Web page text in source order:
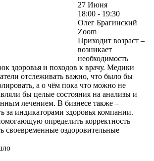
27 Июня
18:00 - 19:30
Олег Брагинский
Zoom
Приходит возраст –
возникает
необходимость
здоровья и походов к врачу. Медики
отслеживать важно, что было бы
а о чём пока что можно не
бы целые состояния на анализы и
лечением. В бизнесе также –
за индикаторами здоровья компании.
определить корректность
своевременные оздоровительные